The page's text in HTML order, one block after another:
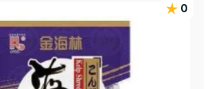
0